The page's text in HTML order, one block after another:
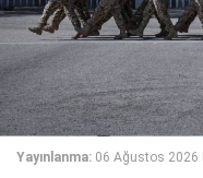
Yayınlanma: 06 Ağustos 2026